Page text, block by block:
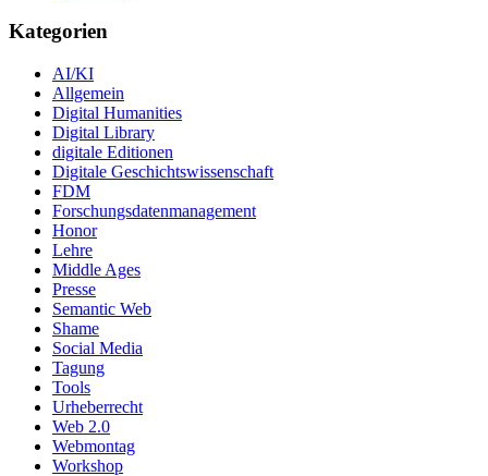
Kategorien
AI/KI
Allgemein
Digital Humanities
Digital Library
digitale Editionen
Digitale Geschichtswissenschaft
FDM
Forschungsdatenmanagement
Honor
Lehre
Middle Ages
Presse
Semantic Web
Shame
Social Media
Tagung
Tools
Urheberrecht
Web 2.0
Webmontag
Workshop